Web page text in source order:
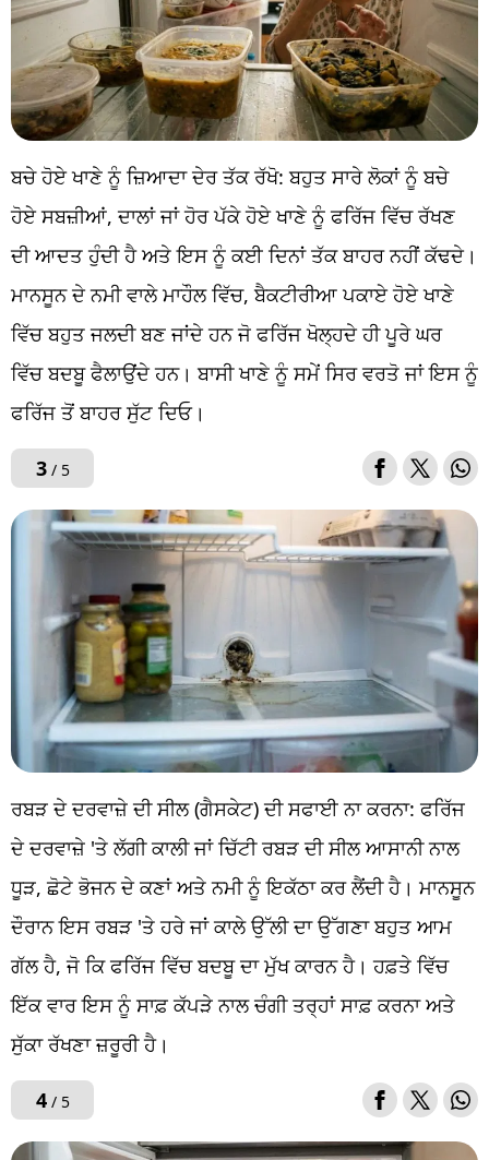
ਬਚੇ ਹੋਏ ਖਾਣੇ ਨੂੰ ਜ਼ਿਆਦਾ ਦੇਰ ਤੱਕ ਰੱਖੋ: ਬਹੁਤ ਸਾਰੇ ਲੋਕਾਂ ਨੂੰ ਬਚੇ
ਹੋਏ ਸਬਜ਼ੀਆਂ, ਦਾਲਾਂ ਜਾਂ ਹੋਰ ਪੱਕੇ ਹੋਏ ਖਾਣੇ ਨੂੰ ਫਰਿੱਜ ਵਿੱਚ ਰੱਖਣ
ਦੀ ਆਦਤ ਹੁੰਦੀ ਹੈ ਅਤੇ ਇਸ ਨੂੰ ਕਈ ਦਿਨਾਂ ਤੱਕ ਬਾਹਰ ਨਹੀਂ ਕੱਢਦੇ।
ਮਾਨਸੂਨ ਦੇ ਨਮੀ ਵਾਲੇ ਮਾਹੌਲ ਵਿੱਚ, ਬੈਕਟੀਰੀਆ ਪਕਾਏ ਹੋਏ ਖਾਣੇ
ਵਿੱਚ ਬਹੁਤ ਜਲਦੀ ਬਣ ਜਾਂਦੇ ਹਨ ਜੋ ਫਰਿੱਜ ਖੋਲ੍ਹਦੇ ਹੀ ਪੂਰੇ ਘਰ
ਵਿੱਚ ਬਦਬੂ ਫੈਲਾਉਂਦੇ ਹਨ। ਬਾਸੀ ਖਾਣੇ ਨੂੰ ਸਮੇਂ ਸਿਰ ਵਰਤੋ ਜਾਂ ਇਸ ਨੂੰ
ਫਰਿੱਜ ਤੋਂ ਬਾਹਰ ਸੁੱਟ ਦਿਓ।
3/ 5
ਰਬੜ ਦੇ ਦਰਵਾਜ਼ੇ ਦੀ ਸੀਲ (ਗੈਸਕੇਟ) ਦੀ ਸਫਾਈ ਨਾ ਕਰਨਾ: ਫਰਿੱਜ
ਦੇ ਦਰਵਾਜ਼ੇ 'ਤੇ ਲੱਗੀ ਕਾਲੀ ਜਾਂ ਚਿੱਟੀ ਰਬੜ ਦੀ ਸੀਲ ਆਸਾਨੀ ਨਾਲ
ਧੂੜ, ਛੋਟੇ ਭੋਜਨ ਦੇ ਕਣਾਂ ਅਤੇ ਨਮੀ ਨੂੰ ਇਕੱਠਾ ਕਰ ਲੈਂਦੀ ਹੈ। ਮਾਨਸੂਨ
ਦੌਰਾਨ ਇਸ ਰਬੜ 'ਤੇ ਹਰੇ ਜਾਂ ਕਾਲੇ ਉੱਲੀ ਦਾ ਉੱਗਣਾ ਬਹੁਤ ਆਮ
ਗੱਲ ਹੈ, ਜੋ ਕਿ ਫਰਿੱਜ ਵਿੱਚ ਬਦਬੂ ਦਾ ਮੁੱਖ ਕਾਰਨ ਹੈ। ਹਫ਼ਤੇ ਵਿੱਚ
ਇੱਕ ਵਾਰ ਇਸ ਨੂੰ ਸਾਫ਼ ਕੱਪੜੇ ਨਾਲ ਚੰਗੀ ਤਰ੍ਹਾਂ ਸਾਫ਼ ਕਰਨਾ ਅਤੇ
ਸੁੱਕਾ ਰੱਖਣਾ ਜ਼ਰੂਰੀ ਹੈ।
4/ 5